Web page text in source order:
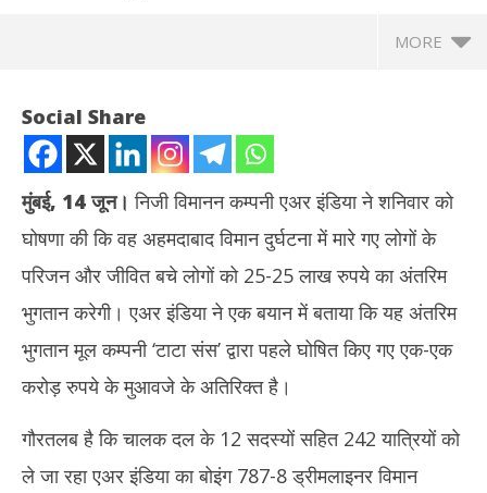
MORE
25-25 लाख रुपये का अंतरिम भुगतान करेगी
14,
Social Share
मुंबई, 14जून। निजी विमानन कम्पनी एअर इंडिया ने शनिवार को
घोषणा की कि वह अहमदाबाद विमान दुर्घटना में मारे गए लोगों के
परिजन और जीवित बचे लोगों को 25-25 लाख रुपये का अंतरिम
भुगतान करेगी। एअर इंडिया ने एक बयान में बताया कि यह अंतरिम
भुगतान मूल कम्पनी ‘टाटा संस’ द्वारा पहले घोषित किए गए एक-एक
करोड़ रुपये के मुआवजे के अतिरिक्त है।
गौरतलब है कि चालक दल के 12 सदस्यों सहित 242 यात्रियों को
ले जा रहा एअर इंडिया का बोइंग 787-8 ड्रीमलाइनर विमान